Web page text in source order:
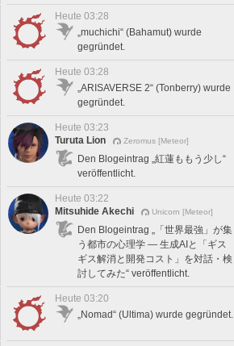
Heute 03:28
„muchichi“ (Bahamut) wurde
gegründet.
Heute 03:28
„ARISAVERSE 2“ (Tonberry) wurde
gegründet.
Heute 03:23
Turuta Lion
Zeromus [Meteor]
Den Blogeintrag „紅蓮ももう少し“
veröffentlicht.
Heute 03:22
Mitsuhide Akechi
Unicorn [Meteor]
Den Blogeintrag „「世界最強」が集
う都市の心理学 — 生成AIと「ギス
ギス解消と開発コスト」を対話・検
討してみた“ veröffentlicht.
Heute 03:20
„Nomad“ (Ultima) wurde gegründet.